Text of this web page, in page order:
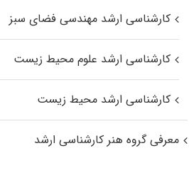
کارشناسی ارشد مهندسی فضای سبز
کارشناسی ارشد علوم محیط‌ زیست
کارشناسی ارشد محیط زیست
معرفی گروه هنر کارشناسی ارشد